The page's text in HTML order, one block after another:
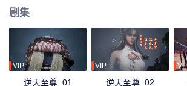
宙入侵时，鸿蒙至尊被混沌至尊和始源至尊设计联手杀
回。鸿蒙至尊亲人手下被杀，家园被夺，理念被改，就
尊也背叛了他。而且在他万世轮回中被世世灭门，直
身上。 谭云是望月镇小贵族谭家的少爷，但鸿蒙至尊
激才能觉醒。在婚礼中，谭云撞见未婚妻与司徒家少爷
之时终于觉醒了鸿蒙至尊的记忆。 原先废柴的谭云凭借
剧集
VIP
逆天至尊_01
VIP
逆天至尊_02